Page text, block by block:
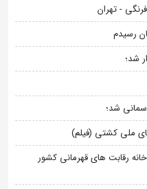
- تهران
رسیدم
شد؛
شد؛
ملی کشتی (فیلم)
رقابت های قهرمانی کشور